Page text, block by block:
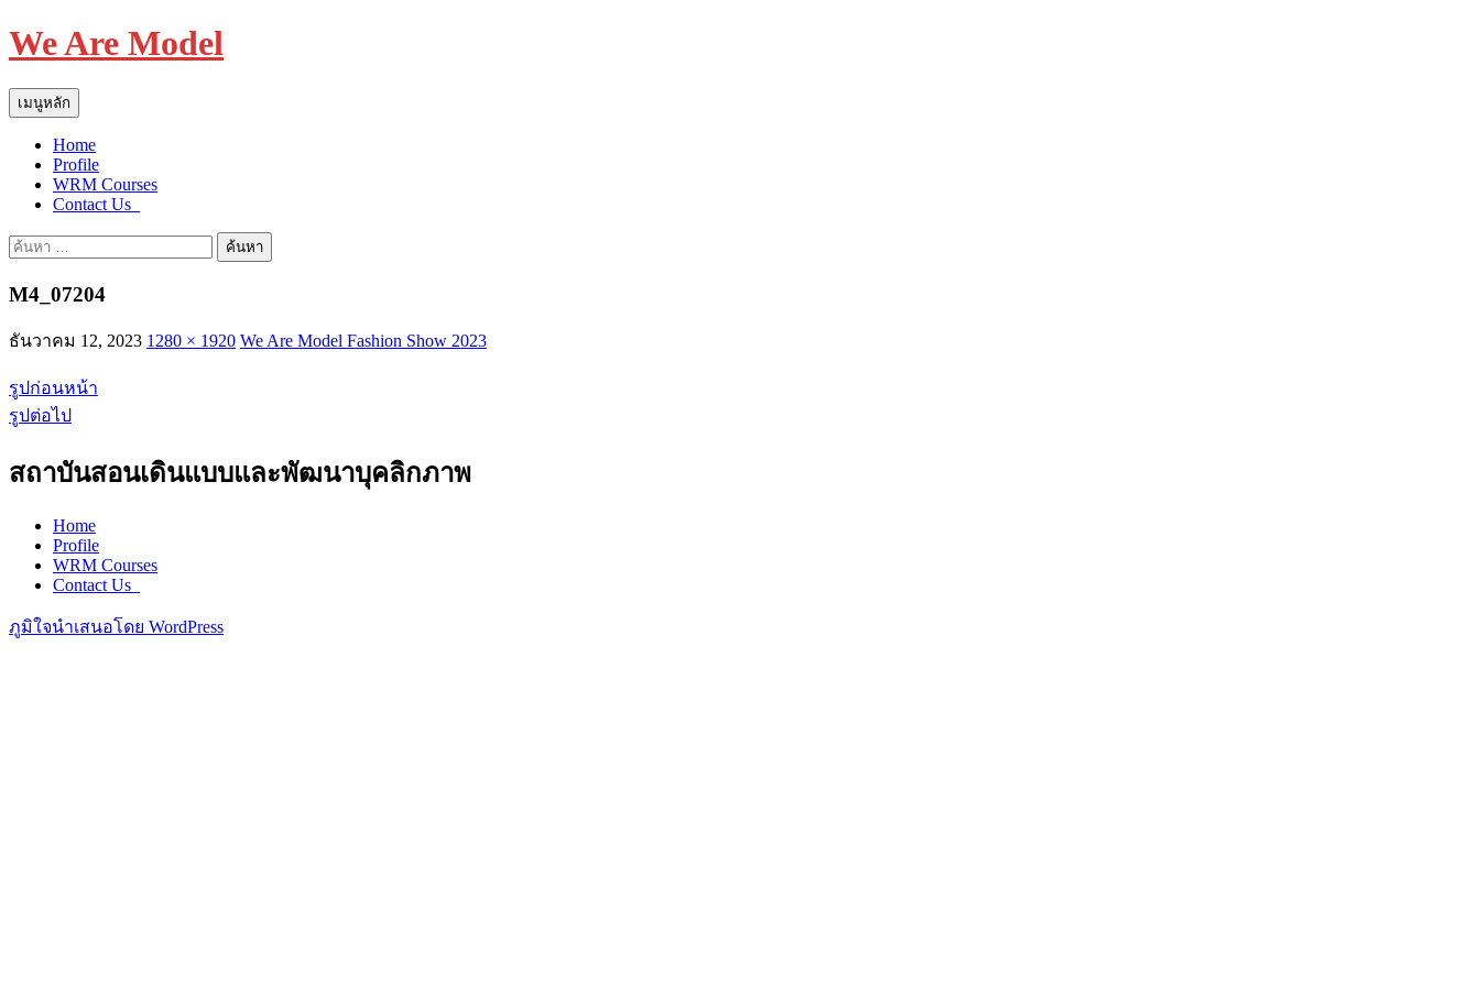
We Are Model
ค้นหา
เมนูหลัก
ยัง
เนื้อหา
Home
Profile
WRM Courses
Contact Us_
ค้นหา
M4_07204
ธันวาคม 12, 2023 1280 × 1920 We Are Model Fashion Show 2023
รูปก่อนหน้า
รูปต่อไป
สถาบันสอนเดินแบบและพัฒนาบุคลิกภาพ
Home
Profile
WRM Courses
Contact Us_
ภูมิใจนำเสนอโดย WordPress